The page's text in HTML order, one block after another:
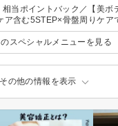
当ポイントバック／【美ボ
ア含む5STEP×骨盤周りケア
ポート◎80分￥3000
スペシャルメニューを見る
その他の情報を表示